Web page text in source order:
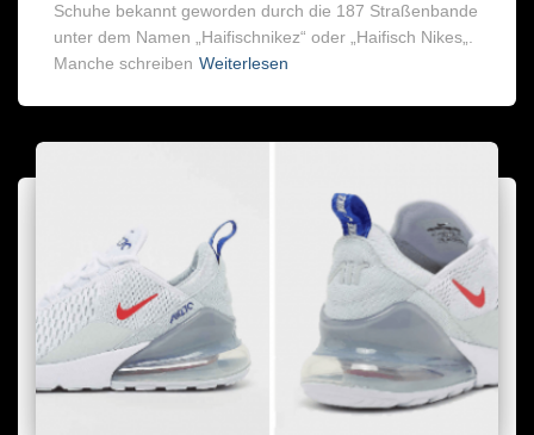
Schuhe bekannt geworden durch die 187 Straßenbande
unter dem Namen „Haifischnikez“ oder „Haifisch Nikes„.
Manche schreiben Weiterlesen